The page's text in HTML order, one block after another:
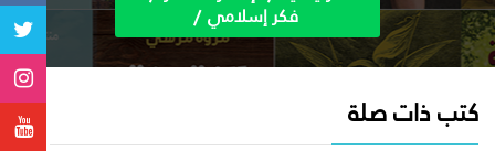
فكر إسلامي
كتب ذات صلة